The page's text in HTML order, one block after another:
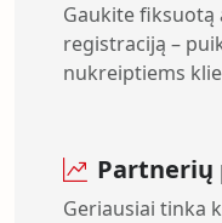
Gaukite fiksuotą
registraciją –
nukreiptiems
Partnerių
Geriausiai tinka